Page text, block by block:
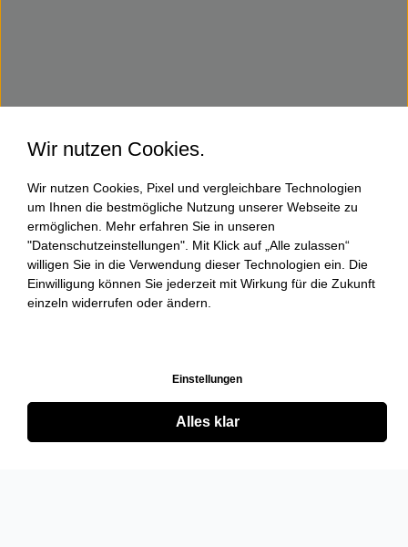
Wir nutzen Cookies.
Wir nutzen Cookies, Pixel und vergleichbare Technologien
um Ihnen die bestmögliche Nutzung unserer Webseite zu
ermöglichen. Mehr erfahren Sie in unseren
"Datenschutzeinstellungen". Mit Klick auf „Alle zulassen“
willigen Sie in die Verwendung dieser Technologien ein. Die
Einwilligung können Sie jederzeit mit Wirkung für die Zukunft
einzeln widerrufen oder ändern.
Einstellungen
Alles klar